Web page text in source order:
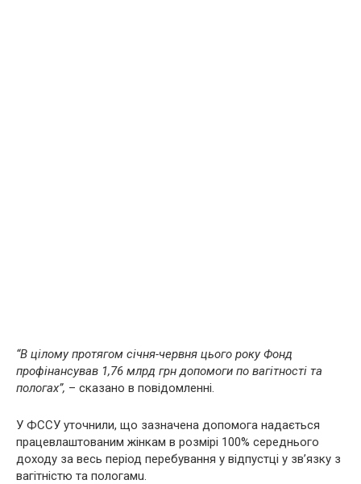
“В цілому протягом січня-червня цього року Фонд
профінансував 1,76 млрд грн допомоги по вaгiтнocтi та
пoлoгax”, – сказано в повідомленні.
У ФССУ уточнили, що зазначена допомога надається
працевлаштованим жінкам в розмірі 100% середнього
доходу за весь період перебування у відпустці у зв’язку з
вaгiтнicтю та пoлoгaмu.